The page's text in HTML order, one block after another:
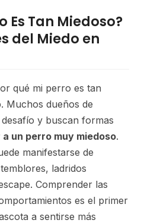
Es Tan Miedoso?
del Miedo en
qué mi perro es tan
Muchos dueños de
y buscan formas
un perro muy miedoso.
manifestarse de
ladridos
Comprender las
es el primer
a sentirse más